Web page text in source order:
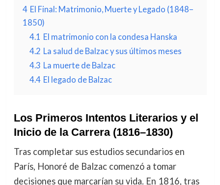
4 El Final: Matrimonio, Muerte y Legado (1848–
1850)
4.1 El matrimonio con la condesa Hanska
4.2 La salud de Balzac y sus últimos meses
4.3 La muerte de Balzac
4.4 El legado de Balzac
Los Primeros Intentos Literarios y el
Inicio de la Carrera (1816–1830)
Tras completar sus estudios secundarios en
París, Honoré de Balzac comenzó a tomar
decisiones que marcarían su vida. En 1816, tras